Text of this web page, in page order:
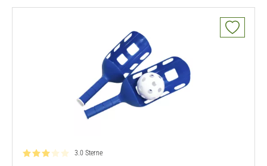
Bewertung: 3.0 von 5
3.0 Sterne